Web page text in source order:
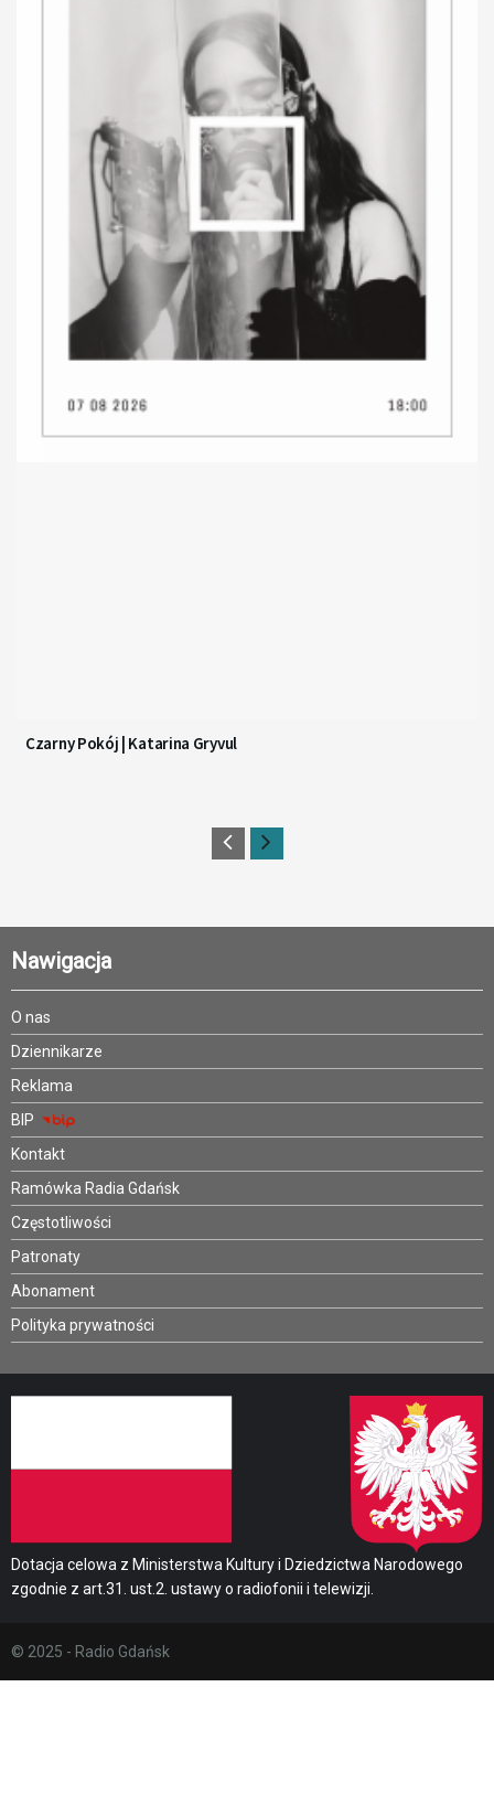
Czarny Pokój | Katarina Gryvul
Nawigacja
O nas
Dziennikarze
Reklama
BIP
Kontakt
Ramówka Radia Gdańsk
Częstotliwości
Patronaty
Abonament
Polityka prywatności
Dotacja celowa z Ministerstwa Kultury i Dziedzictwa Narodowego
zgodnie z art.31. ust.2. ustawy o radiofonii i telewizji.
© 2025 - Radio Gdańsk